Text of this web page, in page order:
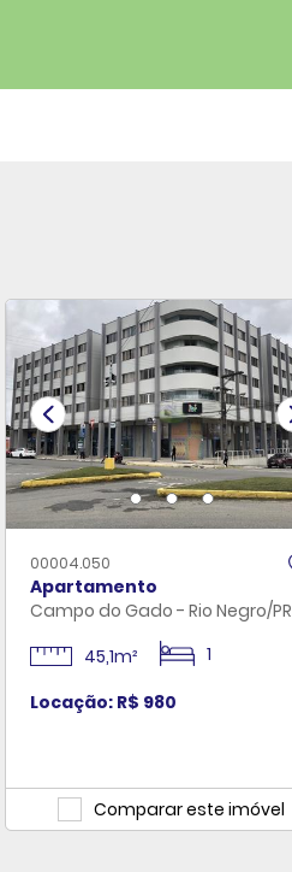
Comparar este imóvel
00004.050
Apartamento
Campo do Gado - Rio Negro/PR
45,1m²
1
Locação: R$ 980